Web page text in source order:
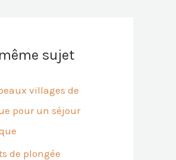
sujet
villages de
pour un séjour
de plongée